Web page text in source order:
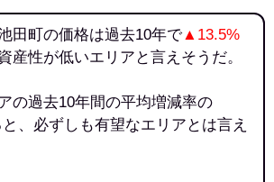
田町の価格は過去10年で▲13.5%
産性が低いエリアと言えそうだ。
の過去10年間の平均増減率の
、必ずしも有望なエリアとは言え